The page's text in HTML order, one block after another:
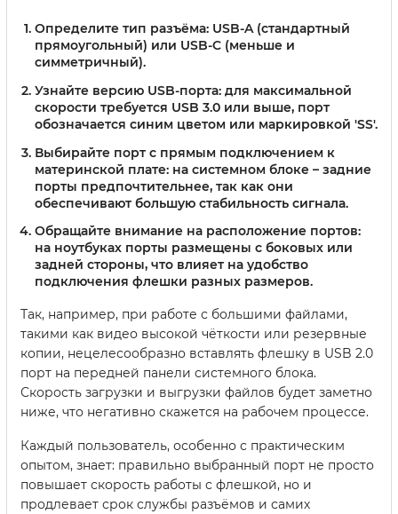
Определите тип разъёма: USB-A (стандартный
прямоугольный) или USB-C (меньше и
симметричный).
Узнайте версию USB-порта: для максимальной
скорости требуется USB 3.0 или выше, порт
обозначается синим цветом или маркировкой 'SS'.
Выбирайте порт с прямым подключением к
материнской плате: на системном блоке – задние
порты предпочтительнее, так как они
обеспечивают большую стабильность сигнала.
Обращайте внимание на расположение портов:
на ноутбуках порты размещены с боковых или
задней стороны, что влияет на удобство
подключения флешки разных размеров.
Так, например, при работе с большими файлами,
такими как видео высокой чёткости или резервные
копии, нецелесообразно вставлять флешку в USB 2.0
порт на передней панели системного блока.
Скорость загрузки и выгрузки файлов будет заметно
ниже, что негативно скажется на рабочем процессе.
Каждый пользователь, особенно с практическим
опытом, знает: правильно выбранный порт не просто
повышает скорость работы с флешкой, но и
продлевает срок службы разъёмов и самих